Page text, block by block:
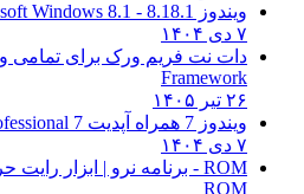
ویندوز 8.1 8.1 - Microsoft Windows 8.1
دات نت فریم ورک برای تمامی ویندوزها
Framework
ویندوز 7 همراه آپدیت 7 SP1
Professional
ROM - برنامه نرو | ابزار رایت حرفه ای و